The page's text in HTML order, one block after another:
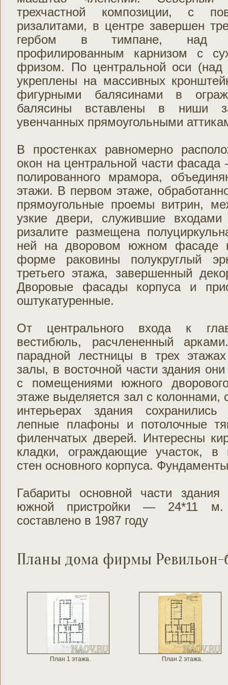
трехчастной композиции, с
ризалитами, в центре завершен
гербом в тимпане, над
профилированным карнизом с
фризом. По центральной оси (над
укреплены на массивных
фигурными балясинами в
балясины вставлены в ниши
увенчанных прямоугольными
В простенках равномерно
окон на центральной части фасада
полированного мрамора,
этажи. В первом этаже,
прямоугольные проемы витрин,
узкие двери, служившие
ризалите размещена
ней на дворовом южном фасаде
форме раковины полукруглый
третьего этажа, завершенный
Дворовые фасады корпуса и
оштукатуренные.
От центрального входа к
вестибюль, расчлененный
парадной лестницы в трех
залы, в восточной части здания
с помещениями южного
этаже выделяется зал с
интерьерах здания
лепные плафоны и потолочные
филенчатых дверей. Интересны
кладки, ограждающие участок, в
стен основного корпуса.
Габариты основной части
южной пристройки — 24*11 м.
составлено в 1987 году
Планы дома фирмы Ревильон-
План 1 этажа. План 2 этажа.